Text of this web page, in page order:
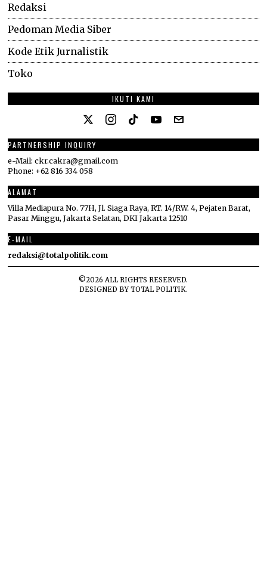
Redaksi
Pedoman Media Siber
Kode Etik Jurnalistik
Toko
IKUTI KAMI
PARTNERSHIP INQUIRY
e-Mail: ckr.cakra@gmail.com
Phone: +62 816 334 058
ALAMAT
Villa Mediapura No. 77H, Jl. Siaga Raya, RT. 14/RW. 4, Pejaten Barat,
Pasar Minggu, Jakarta Selatan, DKI Jakarta 12510
E-MAIL
redaksi@totalpolitik.com
©2026 ALL RIGHTS RESERVED.
DESIGNED BYTOTAL POLITIK.